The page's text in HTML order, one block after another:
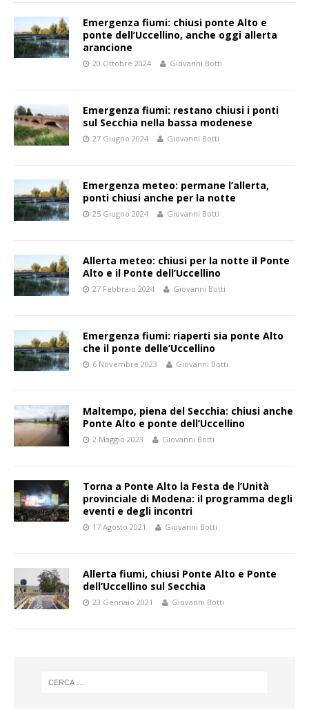
Emergenza fiumi: chiusi ponte Alto e
ponte dell’Uccellino, anche oggi allerta
arancione
20 Ottobre 2024 Giovanni Botti
Emergenza fiumi: restano chiusi i ponti
sul Secchia nella bassa modenese
27 Giugno 2024 Giovanni Botti
Emergenza meteo: permane l’allerta,
ponti chiusi anche per la notte
25 Giugno 2024 Giovanni Botti
Allerta meteo: chiusi per la notte il Ponte
Alto e il Ponte dell’Uccellino
27 Febbraio 2024 Giovanni Botti
Emergenza fiumi: riaperti sia ponte Alto
che il ponte delle’Uccellino
6 Novembre 2023 Giovanni Botti
Maltempo, piena del Secchia: chiusi anche
Ponte Alto e ponte dell’Uccellino
2 Maggio 2023 Giovanni Botti
Torna a Ponte Alto la Festa de l’Unità
provinciale di Modena: il programma degli
eventi e degli incontri
17 Agosto 2021 Giovanni Botti
Allerta fiumi, chiusi Ponte Alto e Ponte
dell’Uccellino sul Secchia
23 Gennaio 2021 Giovanni Botti